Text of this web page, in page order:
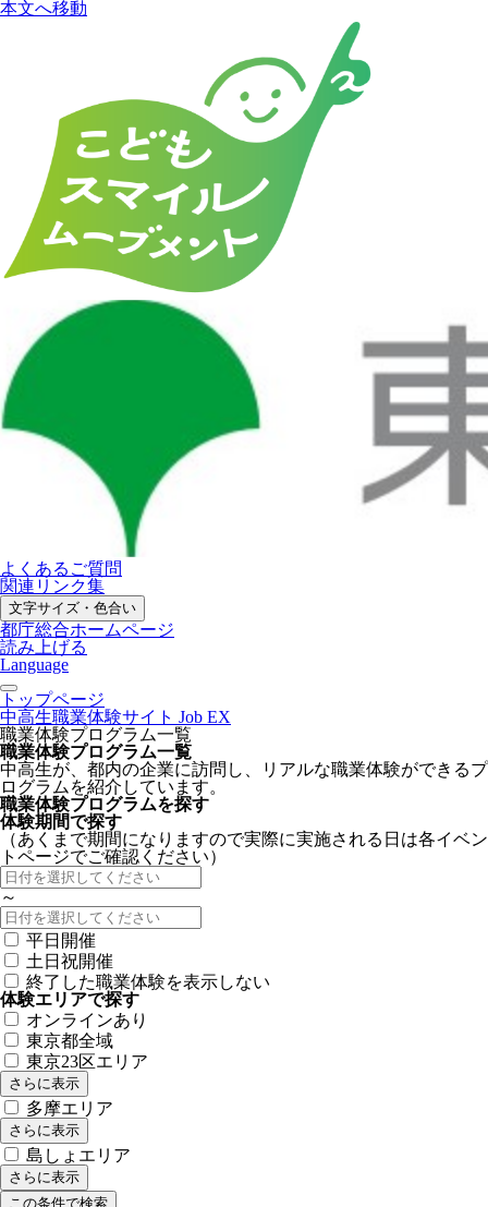
本文へ移動
よくあるご質問
関連リンク集
文字サイズ・色合い
都庁総合ホームページ
読み上げる
Language
トップページ
中高生職業体験サイト Job EX
職業体験プログラム一覧
職業体験プログラム一覧
中高生が、都内の企業に訪問し、リアルな職業体験ができるプ
ログラムを紹介しています。
職業体験プログラムを探す
体験期間で探す
（あくまで期間になりますので実際に実施される日は各イベン
トページでご確認ください）
～
平日開催
土日祝開催
終了した職業体験を表示しない
体験エリアで探す
オンラインあり
東京都全域
東京23区エリア
さらに表示
多摩エリア
さらに表示
島しょエリア
さらに表示